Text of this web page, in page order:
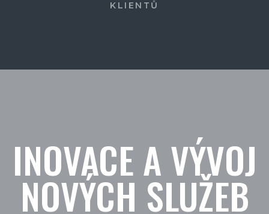
KLIENTŮ
INOVACE A VÝVOJ
NOVÝCH SLUŽEB